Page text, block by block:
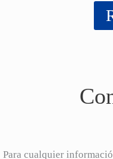
Para cualquier